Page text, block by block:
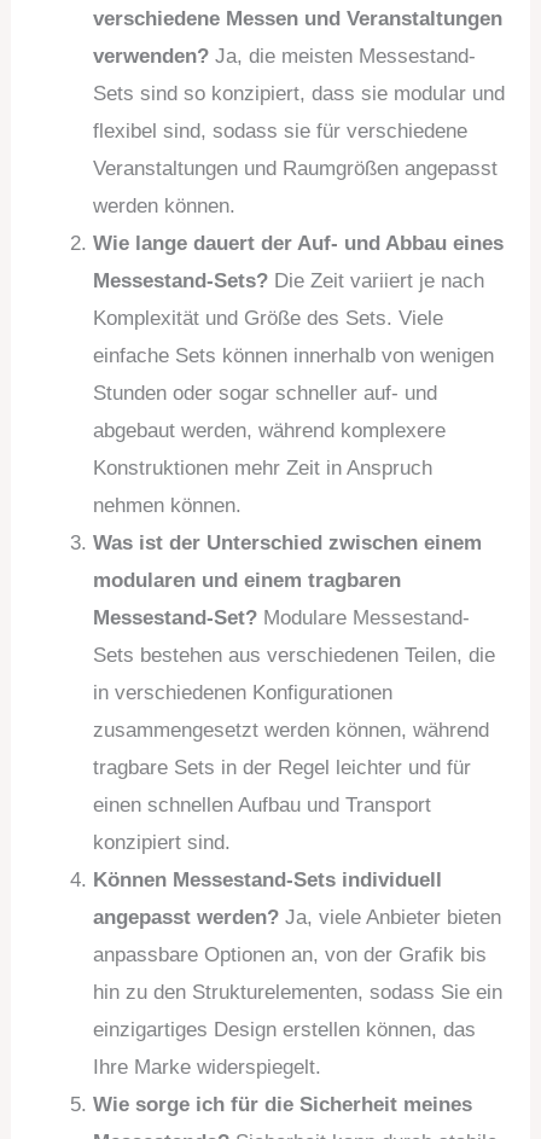
verschiedene Messen und Veranstaltungen
verwenden? Ja, die meisten Messestand-
Sets sind so konzipiert, dass sie modular und
flexibel sind, sodass sie für verschiedene
Veranstaltungen und Raumgrößen angepasst
werden können.
Wie lange dauert der Auf- und Abbau eines
Messestand-Sets? Die Zeit variiert je nach
Komplexität und Größe des Sets. Viele
einfache Sets können innerhalb von wenigen
Stunden oder sogar schneller auf- und
abgebaut werden, während komplexere
Konstruktionen mehr Zeit in Anspruch
nehmen können.
Was ist der Unterschied zwischen einem
modularen und einem tragbaren
Messestand-Set? Modulare Messestand-
Sets bestehen aus verschiedenen Teilen, die
in verschiedenen Konfigurationen
zusammengesetzt werden können, während
tragbare Sets in der Regel leichter und für
einen schnellen Aufbau und Transport
konzipiert sind.
Können Messestand-Sets individuell
angepasst werden? Ja, viele Anbieter bieten
anpassbare Optionen an, von der Grafik bis
hin zu den Strukturelementen, sodass Sie ein
einzigartiges Design erstellen können, das
Ihre Marke widerspiegelt.
Wie sorge ich für die Sicherheit meines